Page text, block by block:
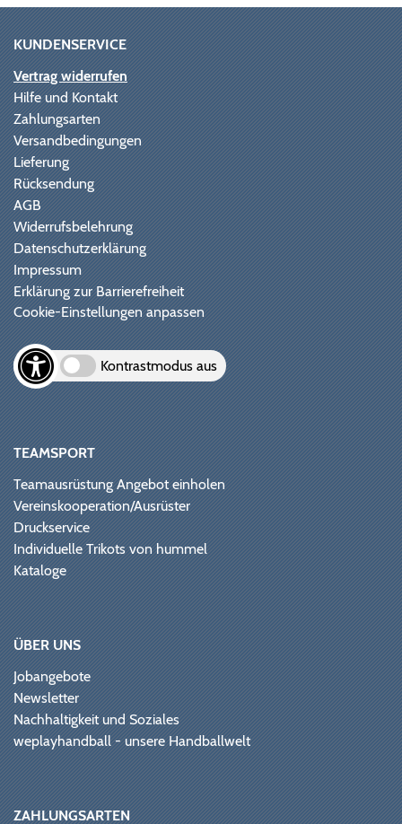
KUNDENSERVICE
Vertrag widerrufen
Hilfe und Kontakt
Zahlungsarten
Versandbedingungen
Lieferung
Rücksendung
AGB
Widerrufsbelehrung
Datenschutzerklärung
Impressum
Erklärung zur Barrierefreiheit
Cookie-Einstellungen anpassen
Kontrastmodus aus
TEAMSPORT
Teamausrüstung Angebot einholen
Vereinskooperation/Ausrüster
Druckservice
Individuelle Trikots von hummel
Kataloge
ÜBER UNS
Jobangebote
Newsletter
Nachhaltigkeit und Soziales
weplayhandball - unsere Handballwelt
ZAHLUNGSARTEN